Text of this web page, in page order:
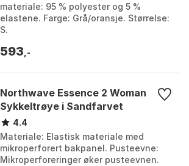
materiale: 95 % polyester og 5 %
elastene. Farge: Grå/oransje. Størrelse:
S.
593 ,-
Northwave Essence 2 Woman
Sykkeltrøye i Sandfarvet
4.4
Materiale: Elastisk materiale med
mikroperforert bakpanel. Pusteevne:
Mikroperforeringer øker pusteevnen.